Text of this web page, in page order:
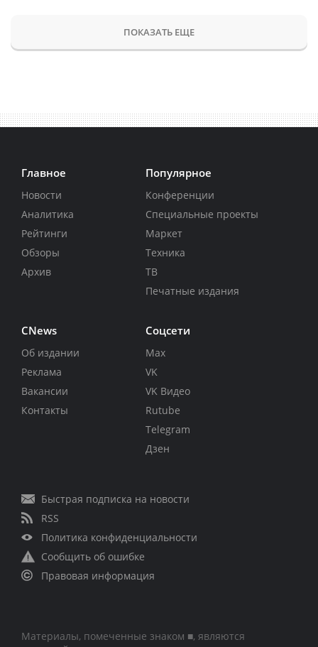
ПОКАЗАТЬ ЕЩЕ
Главное
Новости
Аналитика
Рейтинги
Обзоры
Архив
Популярное
Конференции
Специальные проекты
Маркет
Техника
ТВ
Печатные издания
CNews
Об издании
Реклама
Вакансии
Контакты
Соцсети
Max
VK
VK Видео
Rutube
Telegram
Дзен
Быстрая подписка на новости
RSS
Политика конфиденциальности
Сообщить об ошибке
Правовая информация
Материалы, помеченные знаком ■, являются